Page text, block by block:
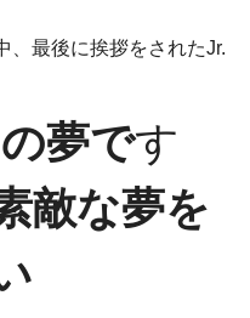
、最後に挨拶をされたJr.
夢です
敵な夢を